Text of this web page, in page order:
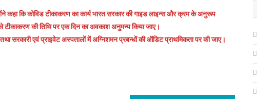
कहा कि कोविड टीकाकरण का कार्य भारत सरकार की गाइड लाइन्स और क्रम के अनुरूप
टीकाकरण की तिथि पर एक दिन का अवकाश अनुमन्य किया जाए।
सरकारी एवं प्राइवेट अस्पतालों में अग्निशमन प्रबन्धों की ऑडिट प्राथमिकता पर की जाए।